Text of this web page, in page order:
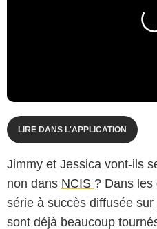
LIRE DANS L'APPLICATION
Jimmy et Jessica vont-ils
non dans NCIS ? Dans les
série à succès diffusée
sont déjà beaucoup